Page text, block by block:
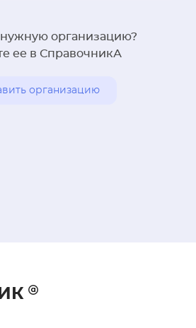
организацию?
ее в СправочникА
организацию